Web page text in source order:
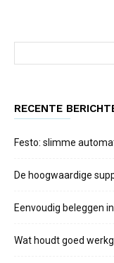
RECENTE
Festo: slimme
De hoogwaardige
Eenvoudig beleggen
Wat houdt goed